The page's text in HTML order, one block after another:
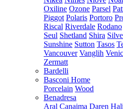
Oxiline Ozone Parsel
Piggot Polaris Portoro
Riscal Riverdale Rodano
Seul Shetland Shira
Sunshine Sutton Tasos
Vancouver Vanglih
Zermatt
Bardelli
Basconi Home
Porcelain Wood
Benadresa
Aral Canaima Daren